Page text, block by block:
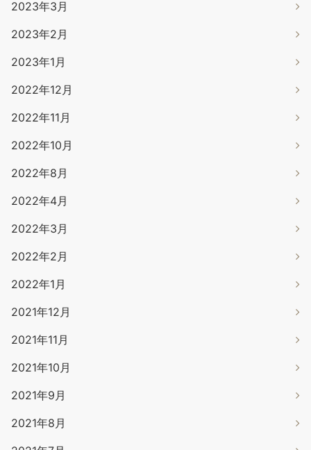
2023年3月
2023年2月
2023年1月
2022年12月
2022年11月
2022年10月
2022年8月
2022年4月
2022年3月
2022年2月
2022年1月
2021年12月
2021年11月
2021年10月
2021年9月
2021年8月